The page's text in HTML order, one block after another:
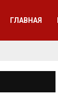
ГЛАВНАЯ